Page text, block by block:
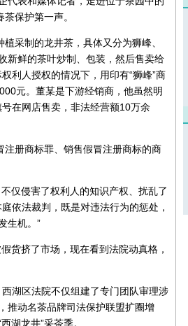
保护第一声。
采制的龙井茶，具体又分为狮峰、
新鲜的茶叶炒制、包装，然后售卖给
利人授权的情况下，用印有“狮峰”商
元。董某是下游经销商，他虽然明
在网店售卖，非法经营额10万余
册商标罪、销售假冒注册商标的商
仅侵害了权利人的知识产权、扰乱了
依法裁判，既是对违法行为的惩处，
生机。”
货挤了市场，现在看到法院动真格，
湖区法院不仅组建了专门团队审理涉
推动名茶品牌司法保护联盟扩圈增
湖龙井”采茶季。